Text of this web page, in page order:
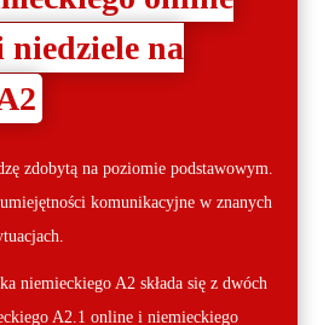
niedziele na
zdobytą na poziomie podstawowym.
komunikacyjne w znanych
niemieckiego A2 składa się z dwóch
A2.1 online i niemieckiego